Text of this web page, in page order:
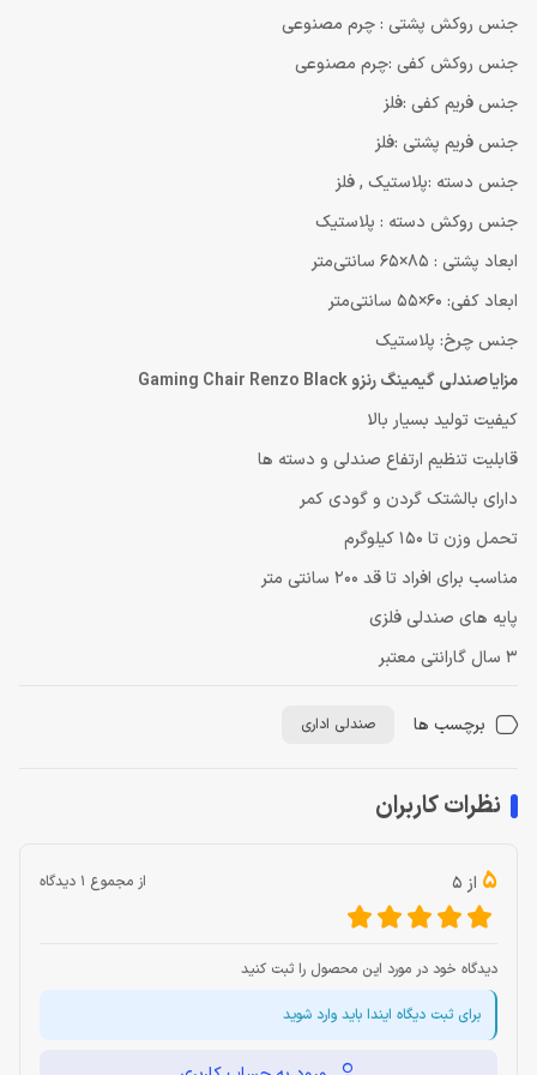
جنس روکش پشتی : چرم مصنوعی
جنس روکش کفی :چرم مصنوعی
جنس فریم کفی :فلز
جنس فریم پشتی :فلز
جنس دسته :پلاستیک , فلز
جنس روکش دسته : پلاستیک
ابعاد پشتی : 85×65 سانتی‌متر
ابعاد کفی: 60×55 سانتی‌متر
جنس چرخ: پلاستیک
مزایا صندلی گیمینگ رنزو Gaming Chair Renzo Black
کیفیت تولید بسیار بالا
قابلیت تنظیم ارتفاع صندلی و دسته ها
دارای بالشتک گردن و گودی کمر
تحمل وزن تا 150 کیلوگرم
مناسب برای افراد تا قد 200 سانتی متر
پایه های صندلی فلزی
3 سال گارانتی معتبر
برچسب ها صندلی اداری
نظرات کاربران
5 از 5 از مجموع 1 دیدگاه
دیدگاه خود در مورد این محصول را ثبت کنید
برای ثبت دیگاه ایندا باید وارد شوید